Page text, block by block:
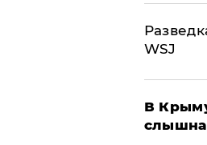
WSJ
В
слышна